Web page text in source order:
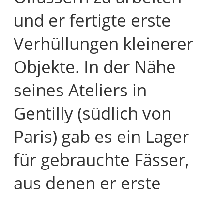
und er fertigte erste
Verhüllungen kleinerer
Objekte. In der Nähe
seines Ateliers in
Gentilly (südlich von
Paris) gab es ein Lager
für gebrauchte Fässer,
aus denen er erste